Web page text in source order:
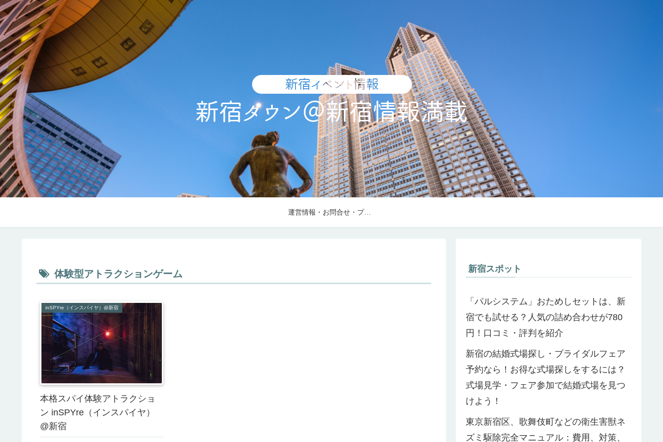
運営情報・お問合せ・プレスリリース受付・取材依頼について
体験型アトラクションゲーム
inSPYre（インスパイヤ）@新宿
本格スパイ体験アトラクショ
ン inSPYre（インスパイヤ）
@新宿
新宿スポット
「パルシステム」おためしセットは、新
宿でも試せる？人気の詰め合わせが780
円！口コミ・評判を紹介
新宿の結婚式場探し・ブライダルフェア
予約なら！お得な式場探しをするには？
式場見学・フェア参加で結婚式場を見つ
けよう！
東京新宿区、歌舞伎町などの衛生害獣ネ
ズミ駆除完全マニュアル：費用、対策、